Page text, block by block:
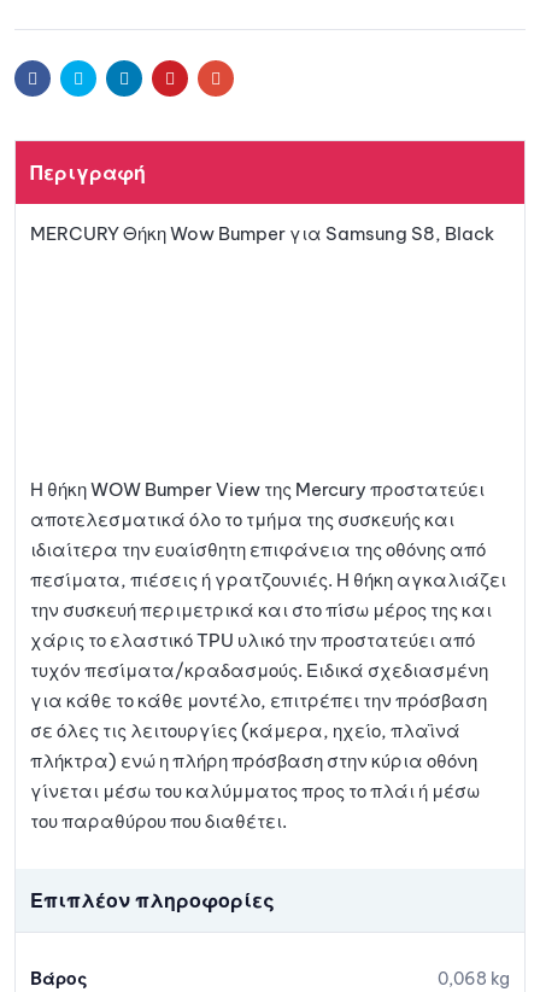
αγαπη
r
FacebookTwitter LinkedinPinterestEmail
Περιγραφή
MERCURY Θήκη Wow Bumper για Samsung S8, Black
Η θήκη WOW Bumper View της Mercury προστατεύει
αποτελεσματικά όλο το τμήμα της συσκευής και
ιδιαίτερα την ευαίσθητη επιφάνεια της οθόνης από
πεσίματα, πιέσεις ή γρατζουνιές. Η θήκη αγκαλιάζει
την συσκευή περιμετρικά και στο πίσω μέρος της και
χάρις το ελαστικό TPU υλικό την προστατεύει από
τυχόν πεσίματα/κραδασμούς. Ειδικά σχεδιασμένη
για κάθε το κάθε μοντέλο, επιτρέπει την πρόσβαση
σε όλες τις λειτουργίες (κάμερα, ηχείο, πλαϊνά
πλήκτρα) ενώ η πλήρη πρόσβαση στην κύρια οθόνη
γίνεται μέσω του καλύμματος προς το πλάι ή μέσω
του παραθύρου που διαθέτει.
Επιπλέον πληροφορίες
Βάρος 0,068 kg